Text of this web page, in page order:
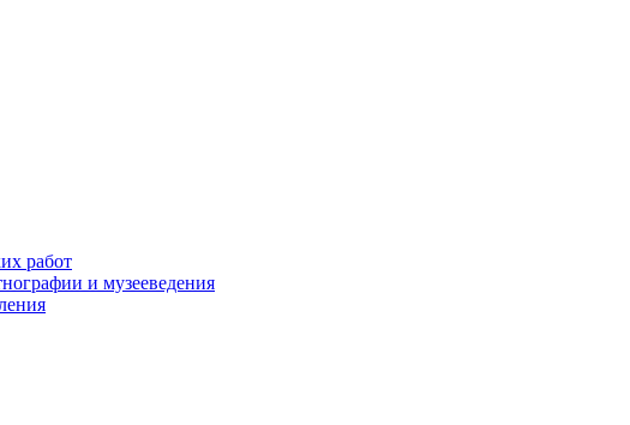
работ
и музееведения